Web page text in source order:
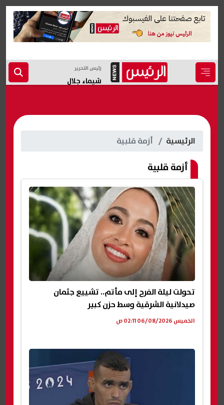
رئيس التحرير
شيماء جلال
الرئيسية أزمة قلبية
أزمة قلبية
تحولت ليلة الفرح إلى مأتم.. تشييع جثمان
صيدلانية الشرقية وسط حزن كبير
الخميس 06/08/2026 02:11 ص